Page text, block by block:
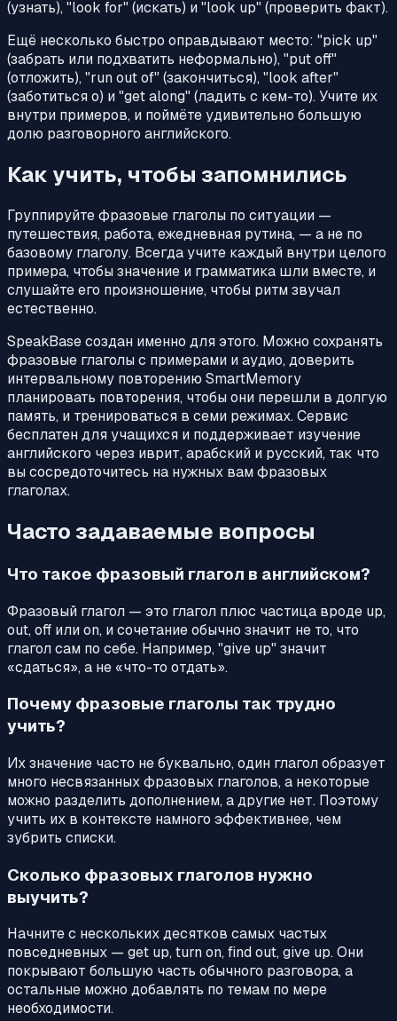
(узнать), "look for" (искать) и "look up" (проверить факт).
Ещё несколько быстро оправдывают место: "pick up"
(забрать или подхватить неформально), "put off"
(отложить), "run out of" (закончиться), "look after"
(заботиться о) и "get along" (ладить с кем-то). Учите их
внутри примеров, и поймёте удивительно большую
долю разговорного английского.
Как учить, чтобы запомнились
Группируйте фразовые глаголы по ситуации —
путешествия, работа, ежедневная рутина, — а не по
базовому глаголу. Всегда учите каждый внутри целого
примера, чтобы значение и грамматика шли вместе, и
слушайте его произношение, чтобы ритм звучал
естественно.
SpeakBase создан именно для этого. Можно сохранять
фразовые глаголы с примерами и аудио, доверить
интервальному повторению SmartMemory
планировать повторения, чтобы они перешли в долгую
память, и тренироваться в семи режимах. Сервис
бесплатен для учащихся и поддерживает изучение
английского через иврит, арабский и русский, так что
вы сосредоточитесь на нужных вам фразовых
глаголах.
Часто задаваемые вопросы
Что такое фразовый глагол в английском?
Фразовый глагол — это глагол плюс частица вроде up,
out, off или on, и сочетание обычно значит не то, что
глагол сам по себе. Например, "give up" значит
«сдаться», а не «что-то отдать».
Почему фразовые глаголы так трудно
учить?
Их значение часто не буквально, один глагол образует
много несвязанных фразовых глаголов, а некоторые
можно разделить дополнением, а другие нет. Поэтому
учить их в контексте намного эффективнее, чем
зубрить списки.
Сколько фразовых глаголов нужно
выучить?
Начните с нескольких десятков самых частых
повседневных — get up, turn on, find out, give up. Они
покрывают большую часть обычного разговора, а
остальные можно добавлять по темам по мере
необходимости.